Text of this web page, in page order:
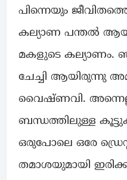
പിന്നെയും
കല്യാണ പന്തൽ
മകളുടെ കല്യാണം.
ചേച്ചി ആയിരുന്നു
വൈഷ്ണവി.
ബന്ധത്തിലുള്ള
ഒരുപോലെ ഒരേ
തമാശയുമായി